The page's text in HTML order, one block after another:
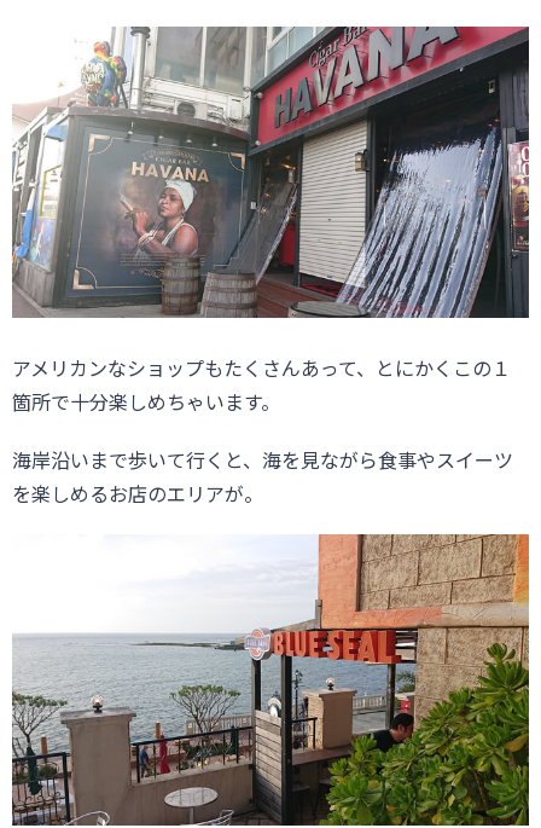
アメリカンなショップもたくさんあって、とにかくこの１
箇所で十分楽しめちゃいます。
海岸沿いまで歩いて行くと、海を見ながら食事やスイーツ
を楽しめるお店のエリアが。